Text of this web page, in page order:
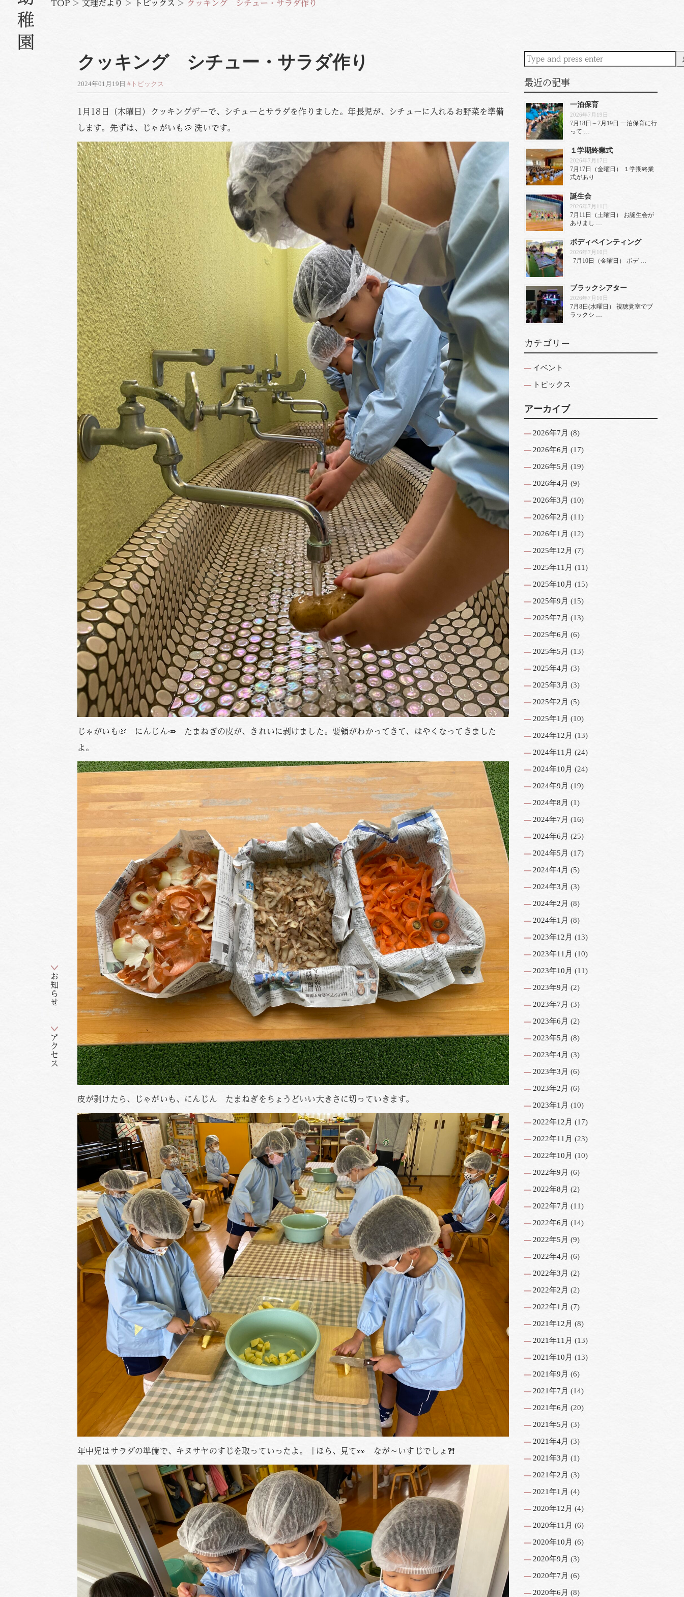
お知らせ
アクセス
TOP > 文理だより > トピックス > クッキング シチュー・サラダ作り
クッキング シチュー・サラダ作り
2024年01月19日 #トピックス
1月18日（木曜日）クッキングデーで、シチューとサラダを作りました。年長児が、シチューに入れるお野菜を準備
します。先ずは、じゃがいも🥔 洗いです。
じゃがいも🥔 にんじん🥕 たまねぎの皮が、きれいに剥けました。要領がわかってきて、はやくなってきました
よ。
皮が剥けたら、じゃがいも、にんじん たまねぎをちょうどいい大きさに切っていきます。
年中児はサラダの準備で、キヌサヤのすじを取っていったよ。「ほら、見て👀 なが～いすじでしょ❓❗
最近の記事
一泊保育
2026年7月19日
7月18日～7月19日 一泊保育に行
って …
１学期終業式
2026年7月17日
7月17日（金曜日） １学期終業
式があり …
誕生会
2026年7月11日
7月11日（土曜日） お誕生会が
ありまし …
ボディペインティング
2026年7月10日
7月10日（金曜日） ボデ …
ブラックシアター
2026年7月10日
7月8日(水曜日） 視聴覚室でブ
ラックシ …
カテゴリー
イベント
トピックス
アーカイブ
2026年7月 (8)
2026年6月 (17)
2026年5月 (19)
2026年4月 (9)
2026年3月 (10)
2026年2月 (11)
2026年1月 (12)
2025年12月 (7)
2025年11月 (11)
2025年10月 (15)
2025年9月 (15)
2025年7月 (13)
2025年6月 (6)
2025年5月 (13)
2025年4月 (3)
2025年3月 (3)
2025年2月 (5)
2025年1月 (10)
2024年12月 (13)
2024年11月 (24)
2024年10月 (24)
2024年9月 (19)
2024年8月 (1)
2024年7月 (16)
2024年6月 (25)
2024年5月 (17)
2024年4月 (5)
2024年3月 (3)
2024年2月 (8)
2024年1月 (8)
2023年12月 (13)
2023年11月 (10)
2023年10月 (11)
2023年9月 (2)
2023年7月 (3)
2023年6月 (2)
2023年5月 (8)
2023年4月 (3)
2023年3月 (6)
2023年2月 (6)
2023年1月 (10)
2022年12月 (17)
2022年11月 (23)
2022年10月 (10)
2022年9月 (6)
2022年8月 (2)
2022年7月 (11)
2022年6月 (14)
2022年5月 (9)
2022年4月 (6)
2022年3月 (2)
2022年2月 (2)
2022年1月 (7)
2021年12月 (8)
2021年11月 (13)
2021年10月 (13)
2021年9月 (6)
2021年7月 (14)
2021年6月 (20)
2021年5月 (3)
2021年4月 (3)
2021年3月 (1)
2021年2月 (3)
2021年1月 (4)
2020年12月 (4)
2020年11月 (6)
2020年10月 (6)
2020年9月 (3)
2020年7月 (6)
2020年6月 (8)